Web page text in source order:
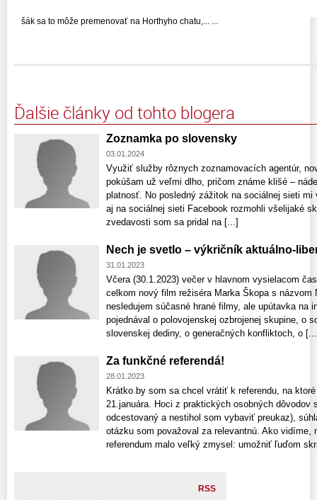
šák sa to môže premenovať na Horthyho chatu,... ...
Ďalšie články od tohto blogera
Zoznamka po slovensky
03.01.2024
Využiť služby rôznych zoznamovacích agentúr,
pokúšam už veľmi dlho, pričom známe klišé –
platnosť. No posledný zážitok na sociálnej sieti
aj na sociálnej sieti Facebook rozmohli všelijaké
zvedavosti som sa pridal na [...]
Nech je svetlo – výkričník aktuálno-
31.01.2023
Včera (30.1.2023) večer v hlavnom vysielacom
celkom nový film režiséra Marka Škopa s
nesledujem súčasné hrané filmy, ale upútavka na
pojednával o polovojenskej ozbrojenej skupine, o
slovenskej dediny, o generačných konfliktoch, o
Za funkčné referendá!
28.01.2023
Krátko by som sa chcel vrátiť k referendu, na
21.januára. Hoci z praktických osobných dôvodov
odcestovaný a nestihol som vybaviť preukaz),
otázku som považoval za relevantnú. Ako vidíme,
referendum malo veľký zmysel: umožniť ľuďom
RSS